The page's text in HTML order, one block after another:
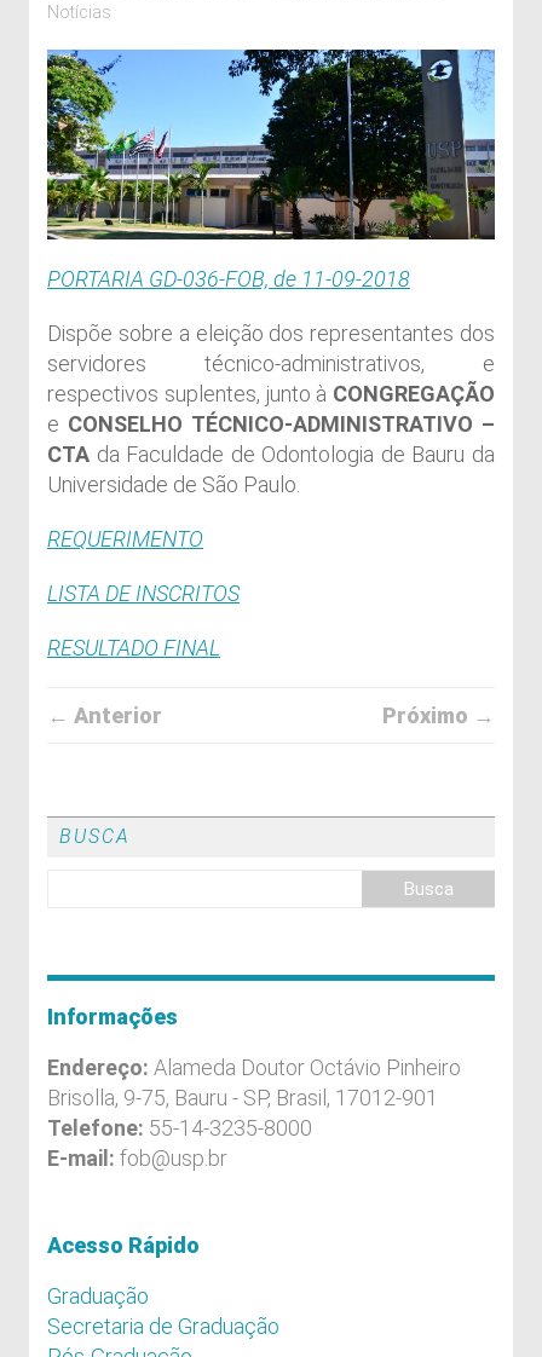
Notícias
PORTARIA GD-036-FOB, de 11-09-2018
Dispõe sobre a eleição dos representantes dos
servidores técnico-administrativos, e
respectivos suplentes, junto à CONGREGAÇÃO
e CONSELHO TÉCNICO-ADMINISTRATIVO –
CTA da Faculdade de Odontologia de Bauru da
Universidade de São Paulo.
REQUERIMENTO
LISTA DE INSCRITOS
RESULTADO FINAL
← Anterior Próximo →
BUSCA
Informações
Endereço: Alameda Doutor Octávio Pinheiro
Brisolla, 9-75, Bauru - SP, Brasil, 17012-901
Telefone: 55-14-3235-8000
E-mail: fob@usp.br
Acesso Rápido
Graduação
Secretaria de Graduação